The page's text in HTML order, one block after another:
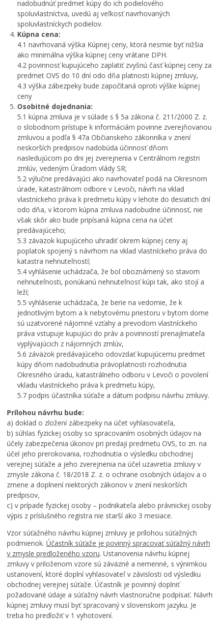
nadobudnúť predmet kúpy do ich podielového
spoluvlastníctva, uvedú aj veľkosť navrhovaných
spoluvlastníckych podielov.
Kúpna cena:
4.1 navrhovaná výška Kúpnej ceny, ktorá nesmie byť nižšia
ako minimálna výška kúpnej ceny vrátane DPH.
4.2 povinnosť kupujúceho zaplatiť zvyšnú časť kúpnej ceny za
predmet OVS do 10 dní odo dňa platnosti kúpnej zmluvy,
4.3 výška zábezpeky bude započítaná oproti výške kúpnej
ceny
Osobitné dojednania:
5.1 kúpna zmluva je v súlade s § 5a zákona č. 211/2000 Z. z.
o slobodnom prístupe k informáciám povinne zverejňovanou
zmluvou a podľa § 47a Občianskeho zákonníka v znení
neskorších predpisov nadobúda účinnosť dňom
nasledujúcom po dni jej zverejnenia v Centrálnom registri
zmlúv, vedeným Úradom vlády SR;
5.2 výlučne predávajúci ako navrhovateľ podá na Okresnom
úrade, katastrálnom odbore v Levoči, návrh na vklad
vlastníckeho práva k predmetu kúpy v lehote do desiatich dní
odo dňa, v ktorom kúpna zmluva nadobudne účinnosť, nie
však skôr ako bude pripísaná kúpna cena na účet
predávajúceho;
5.3 záväzok kupujúceho uhradiť okrem kúpnej ceny aj
poplatok spojený s návrhom na vklad vlastníckeho práva do
katastra nehnuteľností;
5.4 vyhlásenie uchádzača, že bol oboznámený so stavom
nehnuteľnosti, ponúkanú nehnuteľnosť kúpi tak, ako stojí a
leží;
5.5 vyhlásenie uchádzača, že berie na vedomie, že k
jednotlivým bytom a k nebytovému priestoru v bytom dome
sú uzatvorené nájomné vzťahy a prevodom vlastníckeho
práva vstupuje kupujúci do práv a povinností prenajímateľa
vyplývajúcich z nájomných zmlúv,
5.6 záväzok predávajúceho odovzdať kupujúcemu predmet
kúpy dňom nadobudnutia právoplatnosti rozhodnutia
Okresného úradu, katastrálneho odboru v Levoči o povolení
vkladu vlastníckeho práva k predmetu kúpy,
5.7 podpis účastníka súťaže a dátum podpisu návrhu zmluvy.
Prílohou návrhu bude:
a) doklad o zložení zábezpeky na účet vyhlasovateľa,
b) súhlas fyzickej osoby so spracovaním osobných údajov na
účely zabezpečenia úkonov pri predaji predmetu OVS, to zn. na
účel jeho prerokovania, rozhodnutia o výsledku obchodnej
verejnej súťaže a jeho zverejnenia na účel uzavretia zmluvy v
zmysle zákona č. 18/2018 Z. z. o ochrane osobných údajov a o
zmene a doplnení niektorých zákonov v znení neskorších
predpisov,
c) v prípade fyzickej osoby – podnikateľa alebo právnickej osoby
výpis z príslušného registra nie starší ako 3 mesiace.
Vzor súťažného návrhu kúpnej zmluvy je prílohou súťažných
podmienok. Účastník súťaže je povinný spracovať súťažný návrh
v zmysle predloženého vzoru. Ustanovenia návrhu kúpnej
zmluvy v priloženom vzore sú záväzné a nemenné, s výnimkou
ustanovení, ktoré doplní vyhlasovateľ v závislosti od výsledku
obchodnej verejnej súťaže. Účastník je povinný doplniť
požadované údaje a súťažný návrh vlastnoručne podpísať. Návrh
kúpnej zmluvy musí byť spracovaný v slovenskom jazyku. Je
treba ho predložiť v 1 vyhotovení.